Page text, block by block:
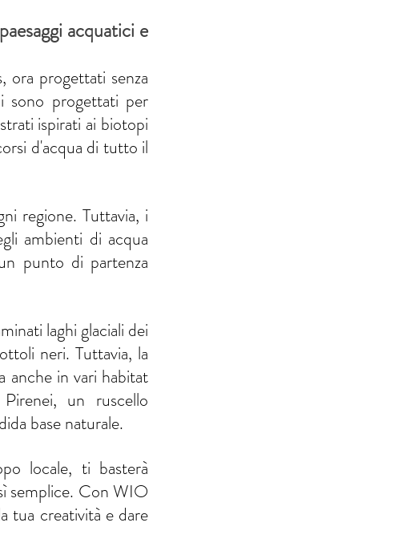
acquatici e
ora progettati senza
sono progettati per
ispirati ai biotopi
d'acqua di tutto il
regione. Tuttavia, i
ambienti di acqua
punto di partenza
laghi glaciali dei
neri. Tuttavia, la
anche in vari habitat
un ruscello
base naturale.
locale, ti basterà
semplice. Con WIO
tua creatività e dare